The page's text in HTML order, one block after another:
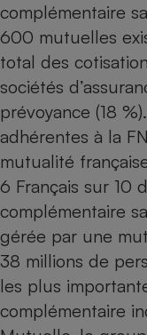
complémentaire
600 mutuelles
total des
sociétés
prévoyance (18
adhérentes à la
mutualité
6 Français sur 10
complémentaire
gérée par une
38 millions de
les plus
complémentaire